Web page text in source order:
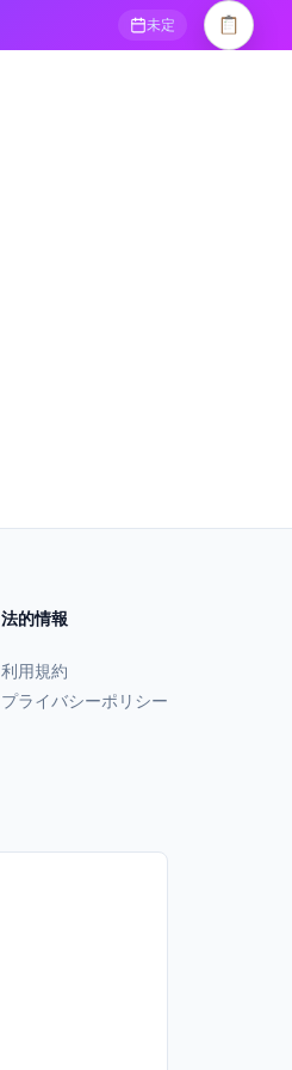
未定 大会
法的情報
利用規約
プライバシーポリシー